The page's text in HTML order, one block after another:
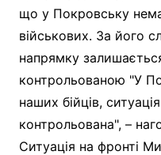
що у Покровську
військових. За його
напрямку
контрольованою "У
наших бійців,
контрольована", –
Ситуація на фронті